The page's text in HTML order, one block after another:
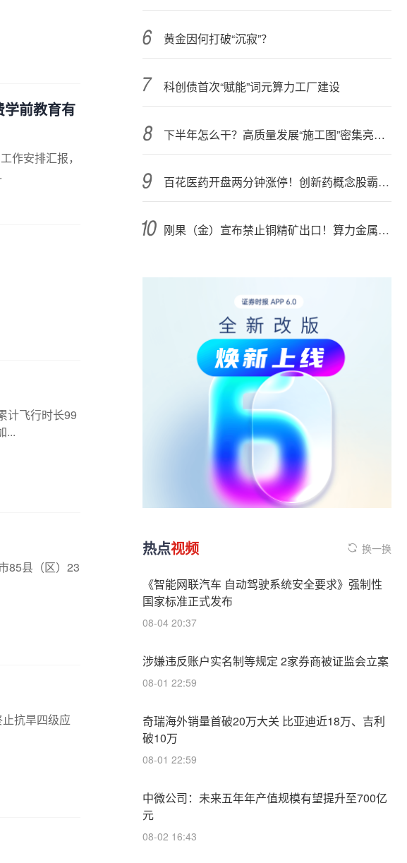
前教育有
作安排汇报，
计飞行时长99
...
85县（区）23
抗旱四级应
黄金因何打破“沉寂”？
科创债首次“赋能”词元算力工厂建设
下半年怎么干？高质量发展“施工图”密集亮相 聚焦主业提质增效 国资央企向AI要动能
百花医药开盘两分钟涨停！创新药概念股霸屏，业绩预喜股来了
刚果（金）宣布禁止铜精矿出口！算力金属影响多大？
热点视频 换一换
《智能网联汽车 自动驾驶系统安全要求》强制性
国家标准正式发布
08-04 20:37
涉嫌违反账户实名制等规定 2家券商被证监会立案
08-01 22:59
奇瑞海外销量首破20万大关 比亚迪近18万、吉利
破10万
08-01 22:59
中微公司：未来五年年产值规模有望提升至700亿
元
08-02 16:43